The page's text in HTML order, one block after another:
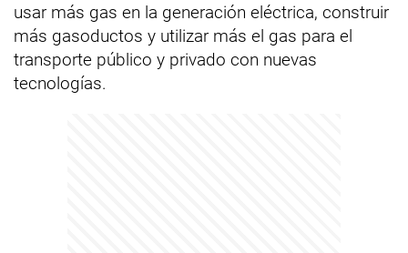
usar más gas en la generación eléctrica, construir
más gasoductos y utilizar más el gas para el
transporte público y privado con nuevas
tecnologías.